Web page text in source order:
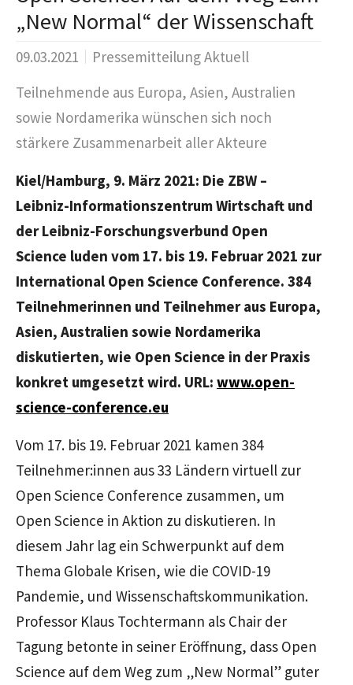
„New Normal“ der Wissenschaft
09.03.2021
Pressemitteilung Aktuell
Teilnehmende aus Europa, Asien, Australien
sowie Nordamerika wünschen sich noch
stärkere Zusammenarbeit aller Akteure
Kiel/Hamburg, 9. März 2021: Die ZBW –
Leibniz-Informationszentrum Wirtschaft und
der Leibniz-Forschungsverbund Open
Science luden vom 17. bis 19. Februar 2021 zur
International Open Science Conference. 384
Teilnehmerinnen und Teilnehmer aus Europa,
Asien, Australien sowie Nordamerika
diskutierten, wie Open Science in der Praxis
konkret umgesetzt wird. URL: www.open-
science-conference.eu
Vom 17. bis 19. Februar 2021 kamen 384
Teilnehmer:innen aus 33 Ländern virtuell zur
Open Science Conference zusammen, um
Open Science in Aktion zu diskutieren. In
diesem Jahr lag ein Schwerpunkt auf dem
Thema Globale Krisen, wie die COVID-19
Pandemie, und Wissenschaftskommunikation.
Professor Klaus Tochtermann als Chair der
Tagung betonte in seiner Eröffnung, dass Open
Science auf dem Weg zum „New Normal” guter